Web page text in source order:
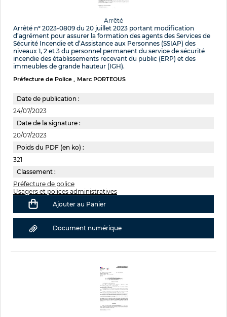
Arrêté
Arrêté n° 2023-0809 du 20 juillet 2023 portant modification
d’agrément pour assurer la formation des agents des Services de
Sécurité Incendie et d’Assistance aux Personnes (SSIAP) des
niveaux 1, 2 et 3 du personnel permanent du service de sécurité
incendie des établissements recevant du public (ERP) et des
immeubles de grande hauteur (IGH).
Préfecture de Police Marc PORTEOUS
Date de publication :
24/07/2023
Date de la signature :
20/07/2023
Poids du PDF (en ko) :
321
Classement :
Préfecture de police
Usagers et polices administratives
Ajouter au Panier
Document numérique